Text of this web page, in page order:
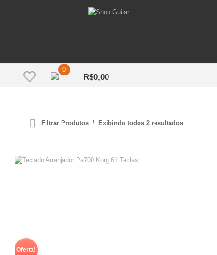
0
R$0,00
Filtrar Produtos Exibindo todos 2 resultados
Oferta!